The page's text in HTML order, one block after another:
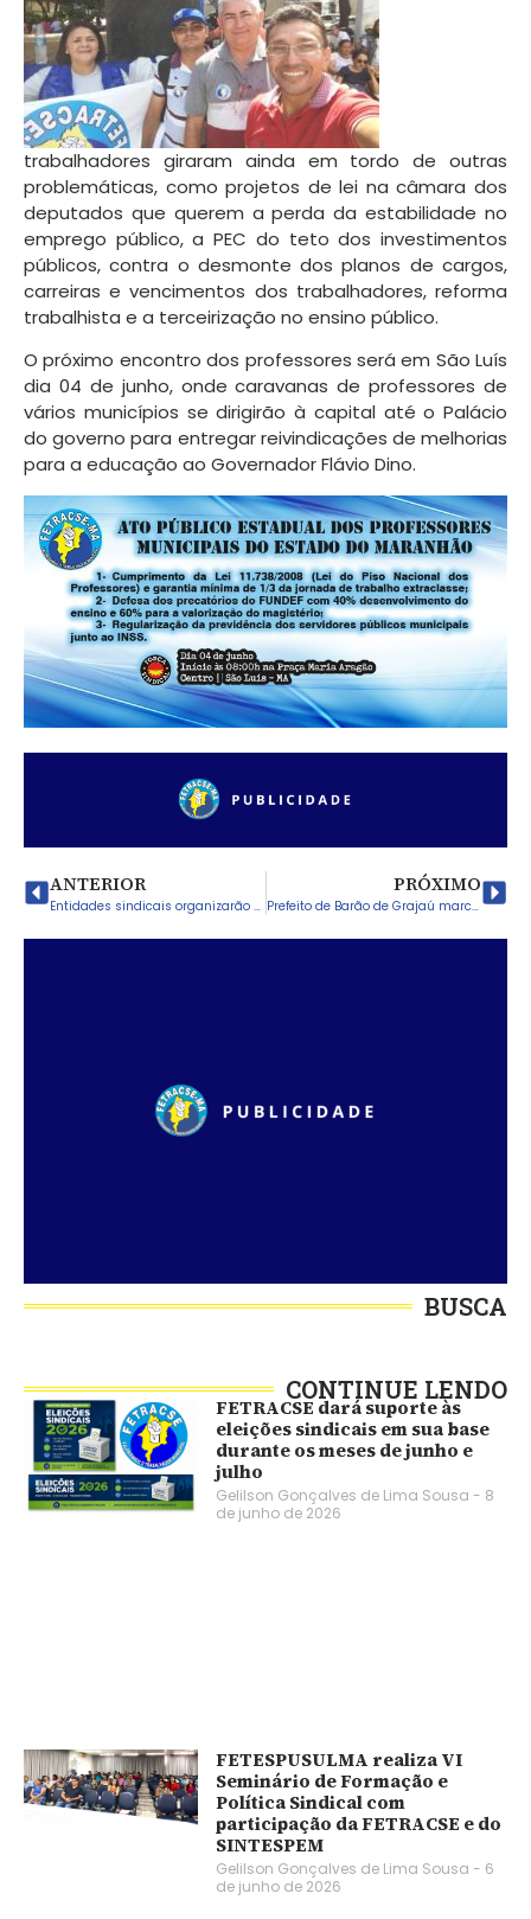
trabalhadores giraram ainda em tordo de outras
problemáticas, como projetos de lei na câmara dos
deputados que querem a perda da estabilidade no
emprego público, a PEC do teto dos investimentos
públicos, contra o desmonte dos planos de cargos,
carreiras e vencimentos dos trabalhadores, reforma
trabalhista e a terceirização no ensino público.
O próximo encontro dos professores será em São Luís
dia 04 de junho, onde caravanas de professores de
vários municípios se dirigirão à capital até o Palácio
do governo para entregar reivindicações de melhorias
para a educação ao Governador Flávio Dino.
ANTERIOR
Entidades sindicais organizarão ato público estadual em São Luís
PRÓXIMO
Prefeito de Barão de Grajaú marca reunião com sindicato e não comparece
BUSCA
CONTINUE LENDO
FETRACSE dará suporte às
eleições sindicais em sua base
durante os meses de junho e
julho
Gelilson Gonçalves de Lima Sousa
8
de junho de 2026
FETESPUSULMA realiza VI
Seminário de Formação e
Política Sindical com
participação da FETRACSE e do
SINTESPEM
Gelilson Gonçalves de Lima Sousa
6
de junho de 2026